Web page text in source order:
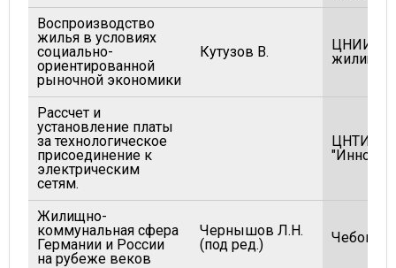
Воспроизводство
жилья в условиях
социально-
ориентированной
рыночной экономики
Кутузов В.
ЦНИИЭП
жилища
Рассчет и
установление платы
за технологическое
присоединение к
электрическим
сетям.
ЦНТИ
Жилищно-
коммунальная сфера
Германии и России
на рубеже веков
Чернышов Л.Н.
(под ред.)